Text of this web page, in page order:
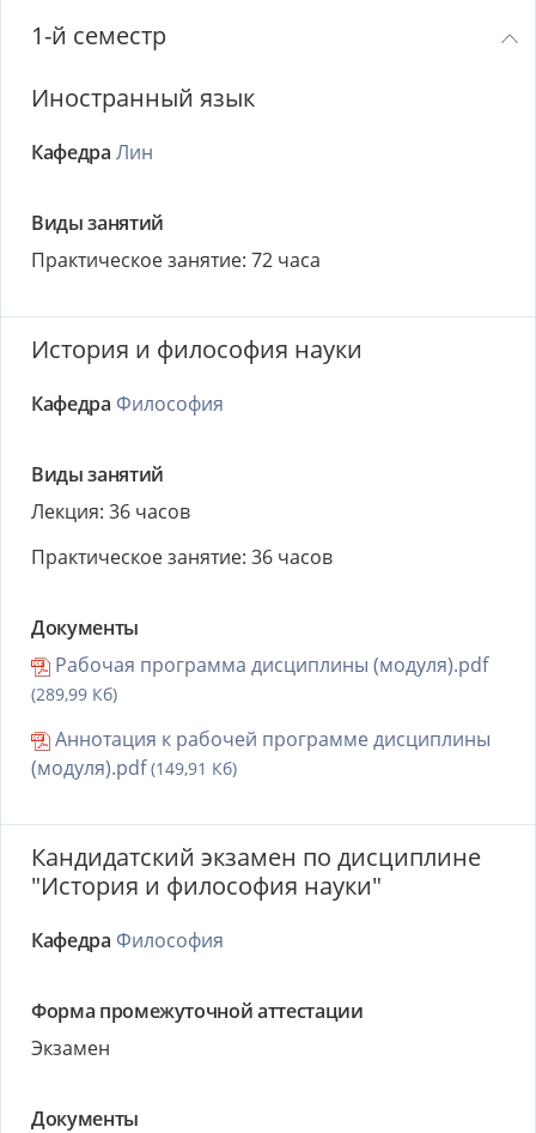
1-й семестр
Иностранный язык
Кафедра Лин
Виды занятий
Практическое занятие: 72 часа
История и философия науки
Кафедра Философия
Виды занятий
Лекция: 36 часов
Практическое занятие: 36 часов
Документы
Рабочая программа дисциплины (модуля).pdf
(289,99 Кб)
Аннотация к рабочей программе дисциплины
(модуля).pdf(149,91 Кб)
Кандидатский экзамен по дисциплине
"История и философия науки"
Кафедра Философия
Форма промежуточной аттестации
Экзамен
Документы